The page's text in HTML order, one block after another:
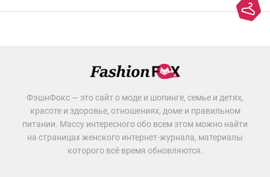
ФэшнФокс — это сайт о моде и шопинге, семье и детях,
красоте и здоровье, отношениях, доме и правильном
питании. Массу интересного обо всем этом можно найти
на страницах женского интернет-журнала, материалы
которого всё время обновляются.